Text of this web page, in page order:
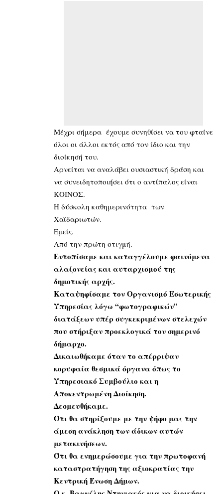
Μέχρι σήμερα έχουμε συνηθίσει να του φταίνε
όλοι οι άλλοι εκτός από τον ίδιο και την
διοίκησή του.
Αρνείται να αναλάβει ουσιαστική δράση και
να συνειδητοποιήσει ότι ο αντίπαλος είναι
ΚΟΙΝΟΣ.
Η δύσκολη καθημερινότητα των
Χαϊδαριωτών.
Εμείς.
Από την πρώτη στιγμή.
Εντοπίσαμε και καταγγέλουμε φαινόμενα
αλαζονείας και αυταρχισμού της
δημοτικής αρχής.
Καταψηφίσαμε τον Οργανισμό Εσωτερικής
Υπηρεσίας λόγω “φωτογραφικών”
διατάξεων υπέρ συγκεκριμένων στελεχών
που στήριξαν προεκλογικά τον σημερινό
δήμαρχο.
Δικαιωθήκαμε όταν το απέρριψαν
κορυφαία θεσμικά όργανα όπως το
Υπηρεσιακό Συμβούλιο και η
Αποκεντρωμένη Διοίκηση.
Δεσμευθήκαμε.
Ότι θα στηρίξουμε με την ψήφο μας την
άμεση ανάκληση των άδικων αυτών
μετακινήσεων.
Ότι θα ενημερώσουμε για την πρωτοφανή
καταστρατήγηση της αξιοκρατίας την
Κεντρική Ένωση Δήμων.